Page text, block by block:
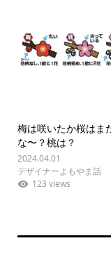
梅は咲いたか桜はま
な〜？桃は？
2024.04.01
デザイナーよもやま話
123 views